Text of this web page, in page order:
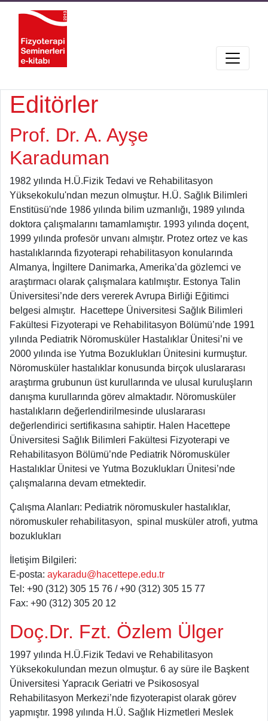
Editörler
Prof. Dr. A. Ayşe
Karaduman
1982 yılında H.Ü.Fizik Tedavi ve Rehabilitasyon
Yüksekokulu'ndan mezun olmuştur. H.Ü. Sağlık Bilimleri
Enstitüsü'nde 1986 yılında bilim uzmanlığı, 1989 yılında
doktora çalışmalarını tamamlamıştır. 1993 yılında doçent,
1999 yılında profesör unvanı almıştır. Protez ortez ve kas
hastalıklarında fizyoterapi rehabilitasyon konularında
Almanya, İngiltere Danimarka, Amerika’da gözlemci ve
araştırmacı olarak çalışmalara katılmıştır. Estonya Talin
Üniversitesi’nde ders vererek Avrupa Birliği Eğitimci
belgesi almıştır. Hacettepe Üniversitesi Sağlık Bilimleri
Fakültesi Fizyoterapi ve Rehabilitasyon Bölümü’nde 1991
yılında Pediatrik Nöromusküler Hastalıklar Ünitesi’ni ve
2000 yılında ise Yutma Bozuklukları Ünitesini kurmuştur.
Nöromusküler hastalıklar konusunda birçok uluslararası
araştırma grubunun üst kurullarında ve ulusal kuruluşların
danışma kurullarında görev almaktadır. Nöromusküler
hastalıkların değerlendirilmesinde uluslararası
değerlendirici sertifikasına sahiptir. Halen Hacettepe
Üniversitesi Sağlık Bilimleri Fakültesi Fizyoterapi ve
Rehabilitasyon Bölümü’nde Pediatrik Nöromusküler
Hastalıklar Ünitesi ve Yutma Bozuklukları Ünitesi’nde
çalışmalarına devam etmektedir.
Çalışma Alanları: Pediatrik nöromuskuler hastalıklar,
nöromuskuler rehabilitasyon, spinal musküler atrofi, yutma
bozuklukları
İletişim Bilgileri:
E-posta: aykaradu@hacettepe.edu.tr
Tel: +90 (312) 305 15 76 / +90 (312) 305 15 77
Fax: +90 (312) 305 20 12
Doç.Dr. Fzt. Özlem Ülger
1997 yılında H.Ü.Fizik Tedavi ve Rehabilitasyon
Yüksekokulundan mezun olmuştur. 6 ay süre ile Başkent
Üniversitesi Yapracık Geriatri ve Psikososyal
Rehabilitasyon Merkezi’nde fizyoterapist olarak görev
yapmıştır. 1998 yılında H.Ü. Sağlık Hizmetleri Meslek